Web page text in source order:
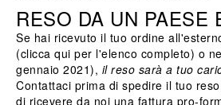
RESO DA UN PAESE
Se hai ricevuto il tuo ordine
(clicca qui per l'elenco completo) o
gennaio 2021), il reso sarà a tuo
Contattaci prima di spedire il tuo
di ricevere da noi una fattura pro-